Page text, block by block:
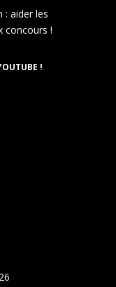
: aider les
concours !
!